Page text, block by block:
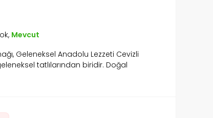
Mevcut
Geleneksel Anadolu Lezzeti Cevizli
tatlılarından biridir. Doğal